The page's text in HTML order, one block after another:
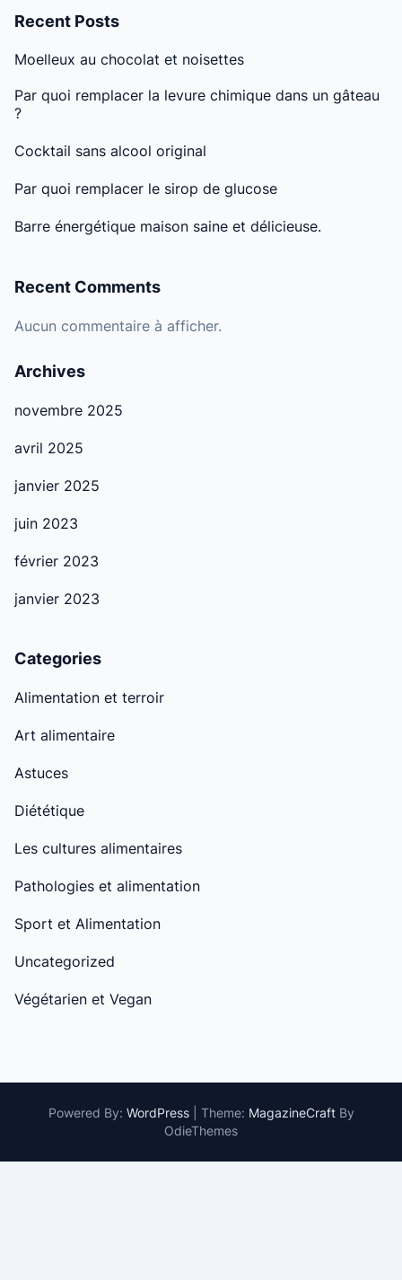
Recent Posts
Moelleux au chocolat et noisettes
Par quoi remplacer la levure chimique dans un gâteau
?
Cocktail sans alcool original
Par quoi remplacer le sirop de glucose
Barre énergétique maison saine et délicieuse.
Recent Comments
Aucun commentaire à afficher.
Archives
novembre 2025
avril 2025
janvier 2025
juin 2023
février 2023
janvier 2023
Categories
Alimentation et terroir
Art alimentaire
Astuces
Diététique
Les cultures alimentaires
Pathologies et alimentation
Sport et Alimentation
Uncategorized
Végétarien et Vegan
Powered By: WordPress Theme: MagazineCraftBy
OdieThemes